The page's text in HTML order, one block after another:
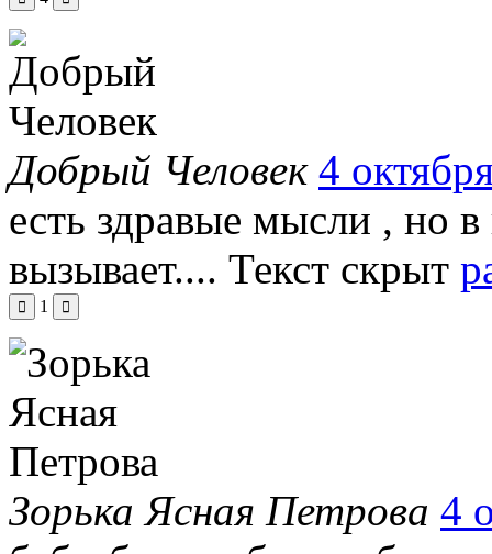
Добрый Человек 4
есть здравые мысли , но
вызывает.... Текст скрыт
1
Зорька Ясная Петрова 4